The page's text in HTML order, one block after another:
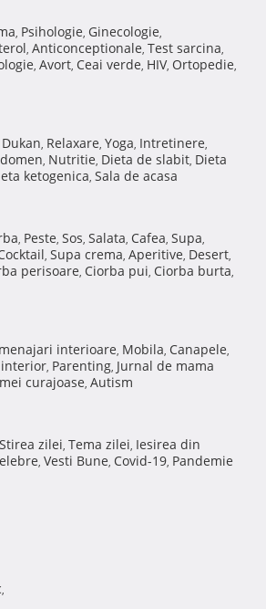
, Psihologie, Ginecologie,
, Anticonceptionale, Test sarcina,
, Avort, Ceai verde, HIV, Ortopedie,
, Relaxare, Yoga, Intretinere,
, Nutritie, Dieta de slabit, Dieta
ketogenica, Sala de acasa
, Peste, Sos, Salata, Cafea, Supa,
, Supa crema, Aperitive, Desert,
perisoare, Ciorba pui, Ciorba burta,
interioare, Mobila, Canapele,
interior, Parenting, Jurnal de mama
curajoase, Autism
Stirea zilei, Tema zilei, Iesirea din
, Vesti Bune, Covid-19, Pandemie
,